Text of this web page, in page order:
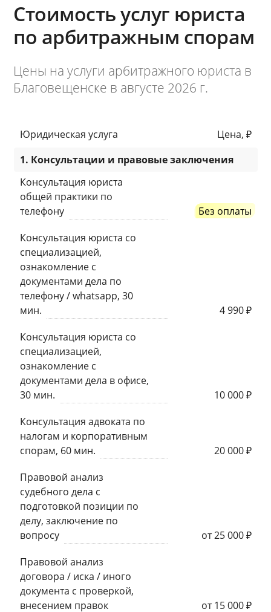
Стоимость услуг юриста
по арбитражным спорам
Цены на услуги арбитражного юриста в
Благовещенске в августе 2026 г.
Юридическая услуга
Цена, ₽
1. Консультации и правовые заключения
Консультация юриста
общей практики по
телефону
Без оплаты
Консультация юриста со
специализацией,
ознакомление с
документами дела по
телефону / whatsapp, 30
мин.
4 990 ₽
Консультация юриста со
специализацией,
ознакомление с
документами дела в офисе,
30 мин.
10 000 ₽
Консультация адвоката по
налогам и корпоративным
спорам, 60 мин.
20 000 ₽
Правовой анализ
судебного дела с
подготовкой позиции по
делу, заключение по
вопросу
от 25 000 ₽
Правовой анализ
договора / иска / иного
документа с проверкой,
внесением правок
от 15 000 ₽